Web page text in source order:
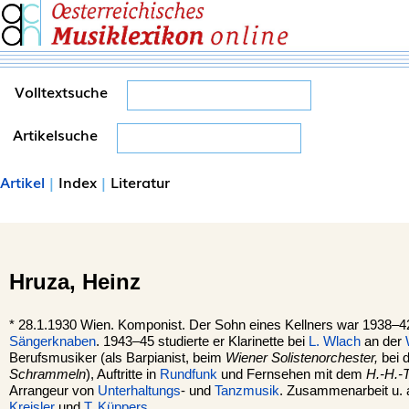
Volltextsuche
Artikelsuche
Artikel | Index | Literatur
Hruza, Heinz
* 28.1.1930 Wien. Komponist. Der Sohn eines Kellners war
Sängerknaben. 1943–45 studierte er Klarinette bei L. Wlach an der
Berufsmusiker (als Barpianist, beim Wiener Solistenorchester, bei
Schrammeln), Auftritte in Rundfunk und Fernsehen mit dem H.-H.-
Arrangeur von Unterhaltungs- und Tanzmusik. Zusammenarbeit u.